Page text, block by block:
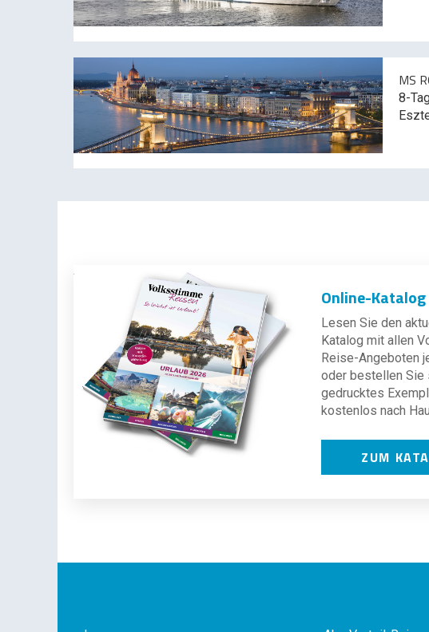
MS
8-
Online-Katalog
Lesen Sie den
Katalog mit allen
Reise-Angeboten
oder bestellen Sie
gedrucktes
kostenlos nach
ZUM